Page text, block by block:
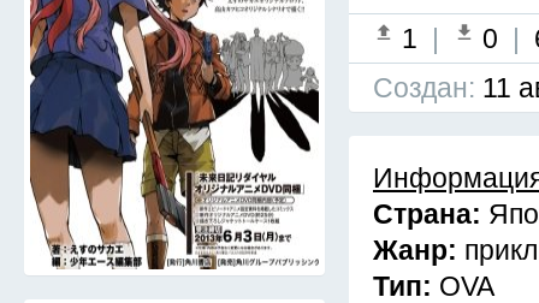
1 | 0 |
Cоздан: 11
Страна:
Жанр:
Тип: OVA